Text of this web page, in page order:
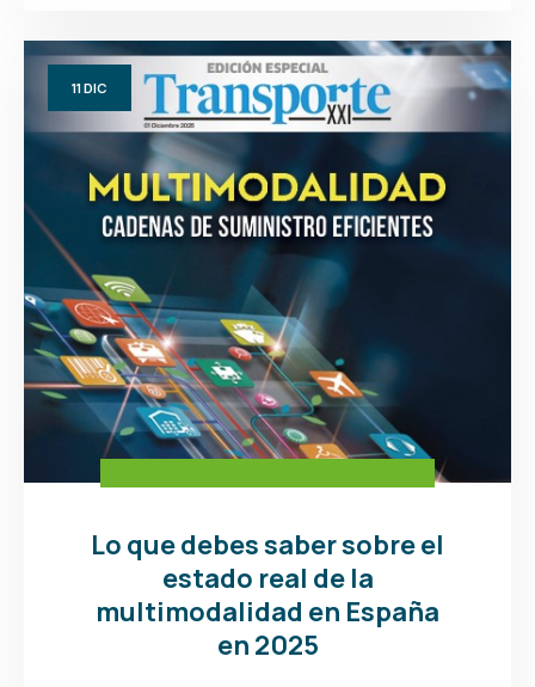
11DIC
Lo que debes saber sobre el
estado real de la
multimodalidad en España
en 2025